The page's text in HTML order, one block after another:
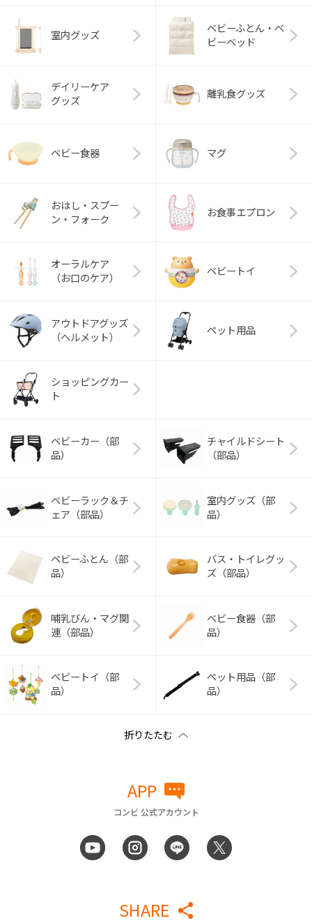
室内グッズ
ベビーふとん・ベ
ビーベッド
デイリーケア
グッズ
離乳食グッズ
ベビー食器 マグ
おはし・スプー
ン・フォーク
お食事エプロン
オーラルケア
（お口のケア）
ベビートイ
アウトドアグッズ
（ヘルメット）
ペット用品
ショッピングカー
ト
ベビーカー（部
品）
チャイルドシート
（部品）
ベビーラック＆チ
ェア（部品）
室内グッズ（部
品）
ベビーふとん（部
品）
バス・トイレグッ
ズ（部品）
哺乳びん・マグ関
連（部品）
ベビー食器（部
品）
ベビートイ（部
品）
ペット用品（部
品）
APP
コンビ 公式アカウント
SHARE